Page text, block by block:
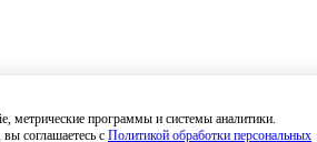
в соответствии сполитикой
метрические программы и системы аналитики.
соглашаетесь с Политикой обработки персональных